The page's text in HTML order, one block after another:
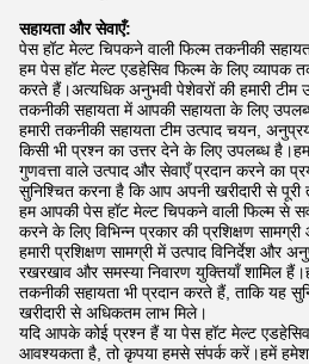
सहायता और सेवाएँ:
पेस हॉट मेल्ट चिपकने वाली फिल्म तकनीकी
हम पेस हॉट मेल्ट एडहेसिव फिल्म के लिए व्यापक
करते हैं।अत्यधिक अनुभवी पेशेवरों की हमारी टीम
तकनीकी सहायता में आपकी सहायता के लिए
हमारी तकनीकी सहायता टीम उत्पाद चयन,
किसी भी प्रश्न का उत्तर देने के लिए उपलब्ध
गुणवत्ता वाले उत्पाद और सेवाएँ प्रदान करने का
सुनिश्चित करना है कि आप अपनी खरीदारी से
हम आपकी पेस हॉट मेल्ट चिपकने वाली फिल्म से
करने के लिए विभिन्न प्रकार की प्रशिक्षण
हमारी प्रशिक्षण सामग्री में उत्पाद विनिर्देश और
रखरखाव और समस्या निवारण युक्तियाँ शामिल
तकनीकी सहायता भी प्रदान करते हैं, ताकि यह
खरीदारी से अधिकतम लाभ मिले।
यदि आपके कोई प्रश्न हैं या पेस हॉट मेल्ट
आवश्यकता है, तो कृपया हमसे संपर्क करें।हमें